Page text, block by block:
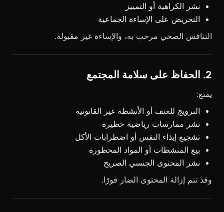
نشر الكراهية أو التمييز
التحريض على الإساءة الجماعية
التنافس الصحي مرحب به، والإساءة غير مقبولة.
2. الحفاظ على سلامة المجتمع
يمنع:
الترويج للعنف أو الأنشطة غير القانونية
نشر ممارسات رياضية خطيرة
تشجيع إيذاء النفس أو اضطرابات الأكل
بيع المنشطات أو المواد المحظورة
نشر المحتوى الجنسي الصريح
وقد تتم إزالة المحتوى الضار فورًا.